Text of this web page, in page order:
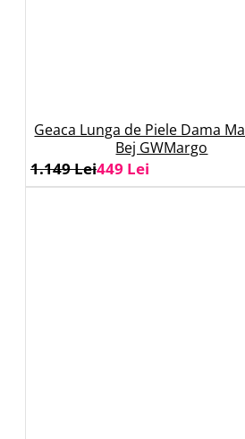
Geaca Lunga de Piele Dama
Bej GWMargo
449 Lei
1.149 Lei